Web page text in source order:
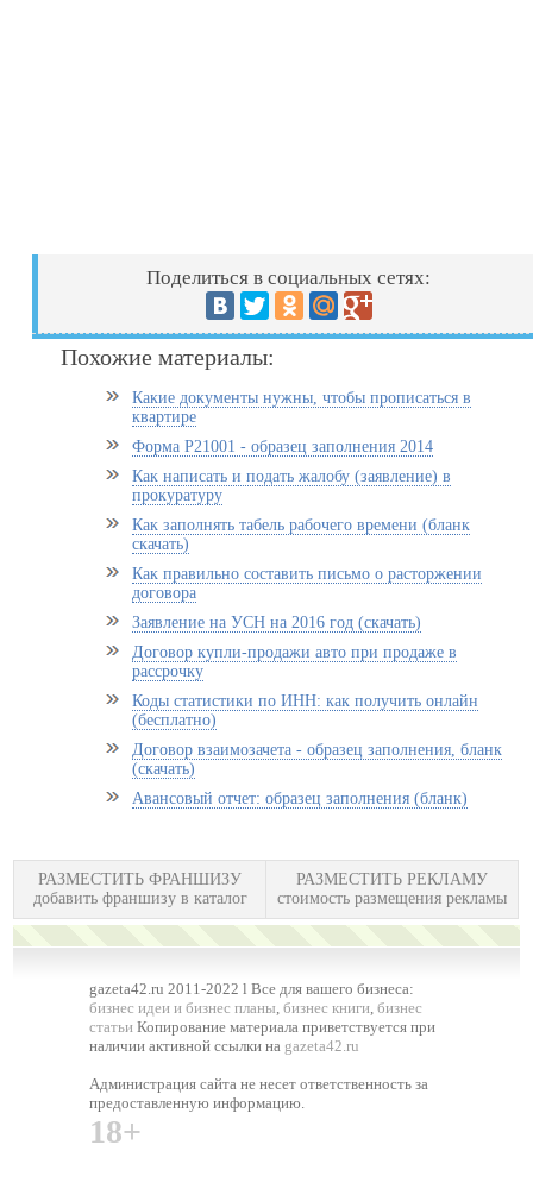
Поделиться в социальных сетях:
Похожие материалы:
Какие документы нужны, чтобы прописаться в
квартире
Форма Р21001 - образец заполнения 2014
Как написать и подать жалобу (заявление) в
прокуратуру
Как заполнять табель рабочего времени (бланк
скачать)
Как правильно составить письмо о расторжении
договора
Заявление на УСН на 2016 год (скачать)
Договор купли-продажи авто при продаже в
рассрочку
Коды статистики по ИНН: как получить онлайн
(бесплатно)
Договор взаимозачета - образец заполнения, бланк
(скачать)
Авансовый отчет: образец заполнения (бланк)
РАЗМЕСТИТЬ ФРАНШИЗУ
добавить франшизу в каталог
РАЗМЕСТИТЬ РЕКЛАМУ
стоимость размещения рекламы
gazeta42.ru 2011-2022 l Все для вашего бизнеса:
бизнес идеи и бизнес планы,бизнес книги,бизнес
статьи Копирование материала приветствуется при
наличии активной ссылки на gazeta42.ru
Администрация сайта не несет ответственность за
предоставленную информацию.
18+